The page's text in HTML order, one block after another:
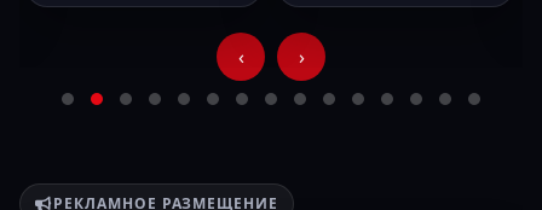
‹ ›
РЕКЛАМНОЕ РАЗМЕЩЕНИЕ